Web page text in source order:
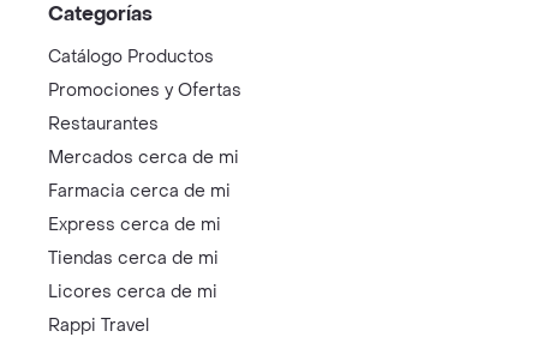
Categorías
Catálogo Productos
Promociones y Ofertas
Restaurantes
Mercados cerca de mi
Farmacia cerca de mi
Express cerca de mi
Tiendas cerca de mi
Licores cerca de mi
Rappi Travel